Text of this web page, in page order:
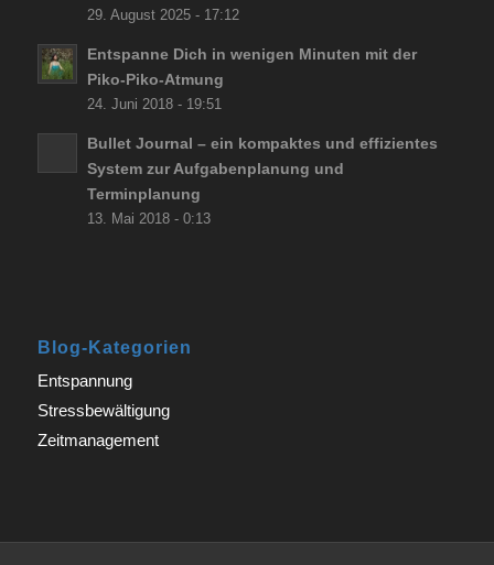
29. August 2025 - 17:12
Entspanne Dich in wenigen Minuten mit der
Piko-Piko-Atmung
24. Juni 2018 - 19:51
Bullet Journal – ein kompaktes und effizientes
System zur Aufgabenplanung und
Terminplanung
13. Mai 2018 - 0:13
Blog-Kategorien
Entspannung
Stressbewältigung
Zeitmanagement